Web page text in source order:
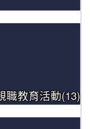
職教育活動(13)